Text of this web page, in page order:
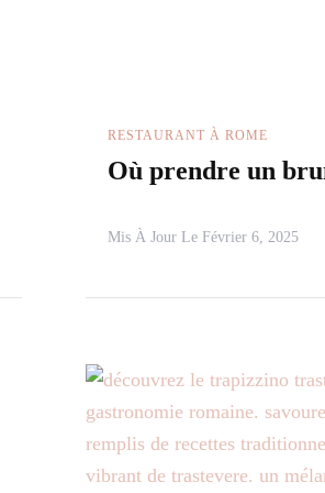
RESTAURANT À ROME
Où prendre un
Mis À Jour Le Février 6, 2025